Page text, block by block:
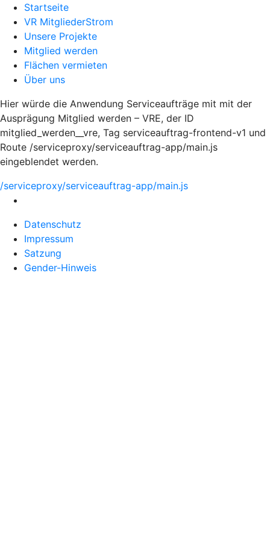
Startseite
VR MitgliederStrom
Unsere Projekte
Mitglied werden
Flächen vermieten
Über uns
Hier würde die Anwendung Serviceaufträge mit mit der
Ausprägung Mitglied werden – VRE, der ID
mitglied_werden__vre, Tag serviceauftrag-frontend-v1 und
Route /serviceproxy/serviceauftrag-app/main.js
eingeblendet werden.
/serviceproxy/serviceauftrag-app/main.js
Datenschutz
Impressum
Satzung
Gender-Hinweis